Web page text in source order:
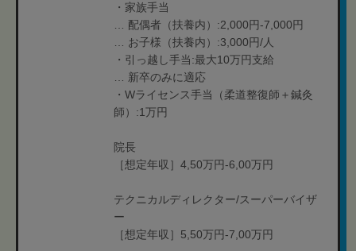
・家族手当
… 配偶者（扶養内）:2,000円-7,000円
… お子様（扶養内）:3,000円/人
・引っ越し手当:最大10万円支給
… 新卒のみに適応
・Wライセンス手当（柔道整復師＋鍼灸
師）:1万円
院長
［想定年収］4,50万円-6,00万円
テクニカルディレクター/スーパーバイザ
ー
［想定年収］5,50万円-7,00万円